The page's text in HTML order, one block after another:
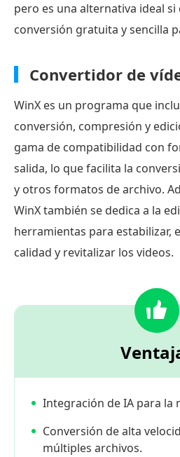
pero es una alternativa ideal si
conversión gratuita y sencilla
Convertidor de
WinX es un programa que
conversión, compresión y
gama de compatibilidad con
salida, lo que facilita la
y otros formatos de archivo.
WinX también se dedica a la
herramientas para estabilizar,
calidad y revitalizar los videos.
Integración de IA para la
Conversión de alta
múltiples archivos.